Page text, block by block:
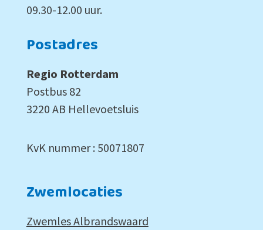
09.30-12.00 uur.
Postadres
Regio Rotterdam
Postbus 82
3220 AB Hellevoetsluis
KvK nummer : 50071807
Zwemlocaties
Zwemles Albrandswaard